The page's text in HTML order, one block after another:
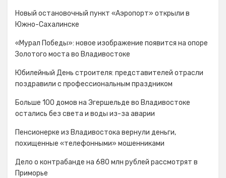
Новый остановочный пункт «Аэропорт» открыли в
Южно-Сахалинске
«Мурал Победы»: новое изображение появится на опоре
Золотого моста во Владивостоке
Юбилейный День строителя: представителей отрасли
поздравили с профессиональным праздником
Больше 100 домов на Эгершельде во Владивостоке
остались без света и воды из-за аварии
Пенсионерке из Владивостока вернули деньги,
похищенные «телефонными» мошенниками
Дело о контрабанде на 680 млн рублей рассмотрят в
Приморье